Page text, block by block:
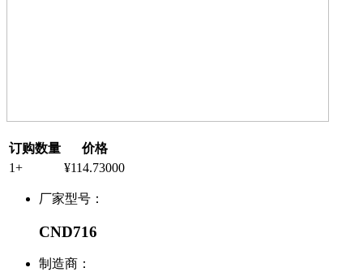
订购数量
价格
1+
¥114.73000
厂家型号：
CND716
制造商：